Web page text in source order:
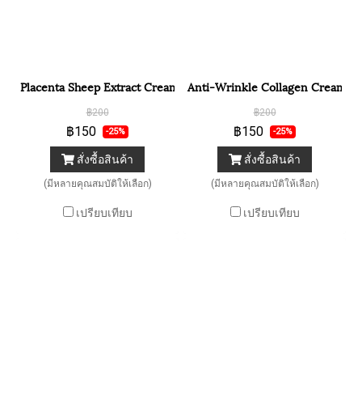
Placenta Sheep Extract Cream ครีมรกแกะเข้มข้น
฿200
฿150 -25%
สั่งซื้อสินค้า
(มีหลายคุณสมบัติให้เลือก)
เปรียบเทียบ
Anti-Wrinkle Collagen Cream ค
฿200
฿150 -25%
สั่งซื้อสินค้า
(มีหลายคุณสมบัติให้เลือก)
เปรียบเทียบ